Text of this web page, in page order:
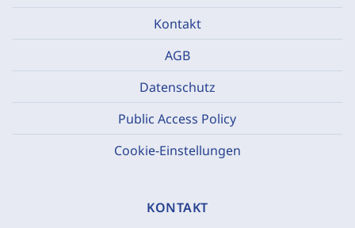
Kontakt
AGB
Datenschutz
Public Access Policy
Cookie-Einstellungen
KONTAKT